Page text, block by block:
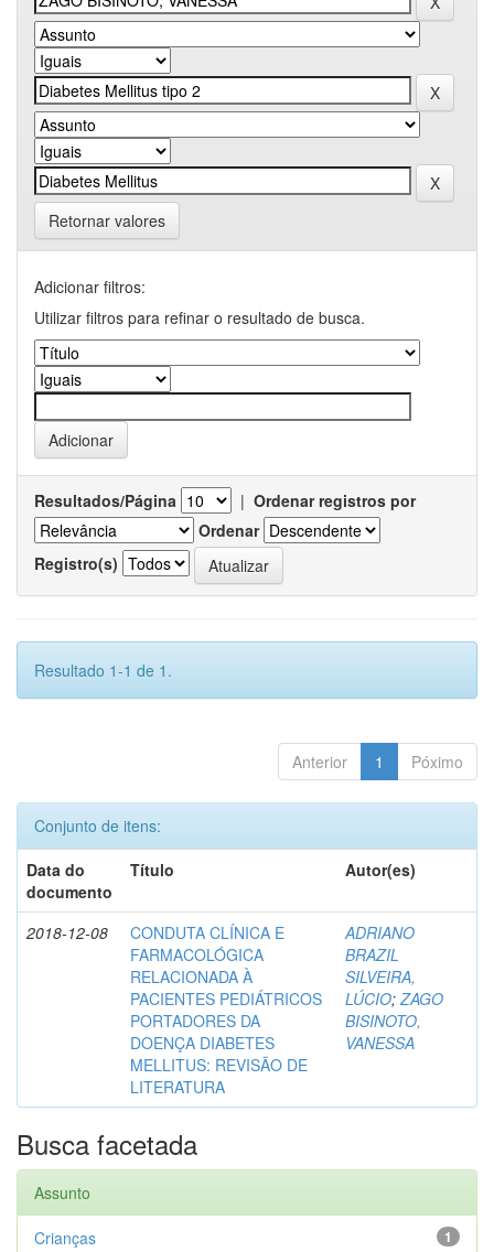
Retornar valores
Adicionar filtros:
Utilizar filtros para refinar o resultado de busca.
Resultados/Página | Ordenar registros por
Ordenar
Registro(s)
Resultado 1-1 de 1.
Anterior 1 Póximo
Conjunto de itens:
Data do
documento
Título Autor(es)
2018-12-08
CONDUTA CLÍNICA E
FARMACOLÓGICA
RELACIONADA À
PACIENTES PEDIÁTRICOS
PORTADORES DA
DOENÇA DIABETES
MELLITUS: REVISÃO DE
LITERATURA
ADRIANO
BRAZIL
SILVEIRA,
LÚCIO;ZAGO
BISINOTO,
VANESSA
Busca facetada
Assunto
1
Crianças